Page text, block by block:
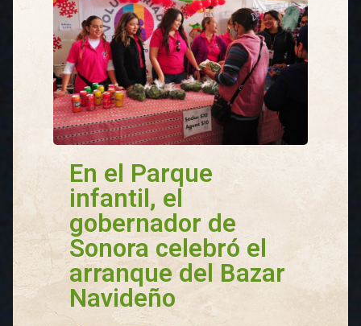
En el Parque
infantil, el
gobernador de
Sonora celebró el
arranque del Bazar
Navideño